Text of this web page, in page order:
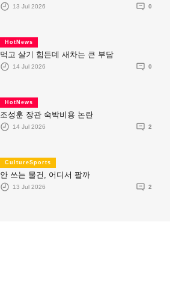
13 Jul 2026 0
HotNews
먹고 살기 힘든데 새차는 큰 부담
14 Jul 2026 0
HotNews
조성훈 장관 숙박비용 논란
14 Jul 2026 2
CultureSports
안 쓰는 물건, 어디서 팔까
13 Jul 2026 2